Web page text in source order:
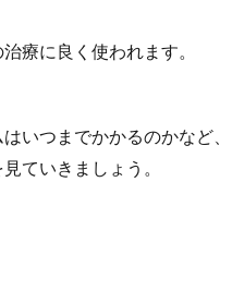
療に良く使われます。
いつまでかかるのかなど、
ていきましょう。